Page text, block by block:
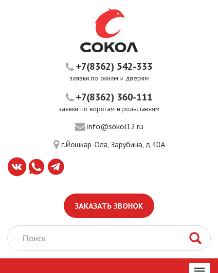
+7(8362) 542-333
заявки по окнам и дверям
+7(8362) 360-111
заявки по воротам и рольставням
info@sokol12.ru
г.Йошкар-Ола, Зарубина, д.40А
ЗАКАЗАТЬ ЗВОНОК